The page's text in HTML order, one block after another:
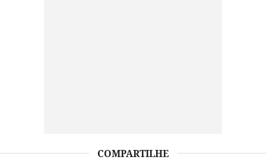
COMPARTILHE